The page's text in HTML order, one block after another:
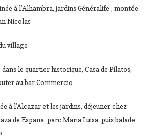
à l’Alhambra, jardins Généralife , montée
Nicolas
village
le quartier historique, Casa de Pilatos,
au bar Commercio
à l’Alcazar et les jardins, déjeuner chez
de Espana, parc Maria Luisa, puis balade